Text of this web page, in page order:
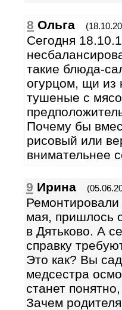
8 Ольга
Сегодня
такие блюда-
огурцом, щи из
тушеные с
Почему бы
рисовый или
внимательнее
9 Ирина
мая, пришлось
в Дятьково. А
справку
Это как? Вы
медсестра
станет
Зачем